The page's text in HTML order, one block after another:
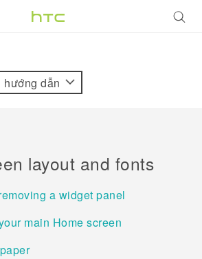
dẫn
layout and fonts
a widget panel
main Home screen